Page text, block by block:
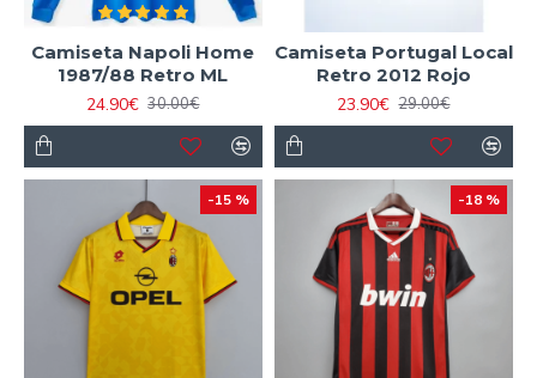
Camiseta Napoli Home
1987/88 Retro ML
24.90€ 30.00€
Camiseta Portugal Local
Retro 2012 Rojo
23.90€ 29.00€
-15 % -18 %